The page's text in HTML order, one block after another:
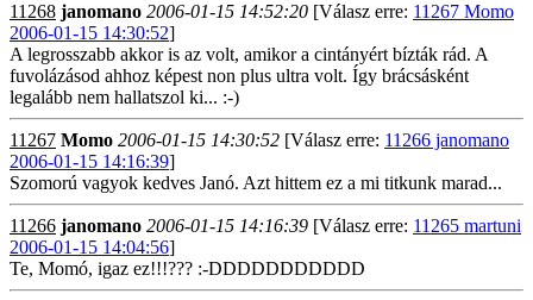
11268 janomano 2006-01-15 14:52:20 [Válasz erre: 11267 Momo
2006-01-15 14:30:52]
A legrosszabb akkor is az volt, amikor a cintányért bízták rád. A
fuvolázásod ahhoz képest non plus ultra volt. Így brácsásként
legalább nem hallatszol ki... :-)
11267 Momo 2006-01-15 14:30:52 [Válasz erre: 11266 janomano
2006-01-15 14:16:39]
Szomorú vagyok kedves Janó. Azt hittem ez a mi titkunk marad...
11266 janomano 2006-01-15 14:16:39 [Válasz erre: 11265 martuni
2006-01-15 14:04:56]
Te, Momó, igaz ez!!!??? :-DDDDDDDDDDD